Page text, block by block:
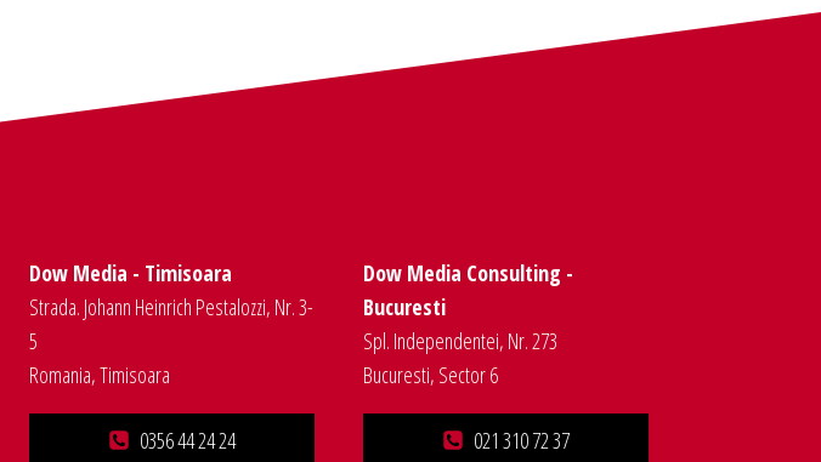
Dow Media - Timisoara
Strada. Johann Heinrich Pestalozzi, Nr. 3-
5
Romania, Timisoara
0356 44 24 24
Dow Media Consulting -
Bucuresti
Spl. Independentei, Nr. 273
Bucuresti, Sector 6
021 310 72 37